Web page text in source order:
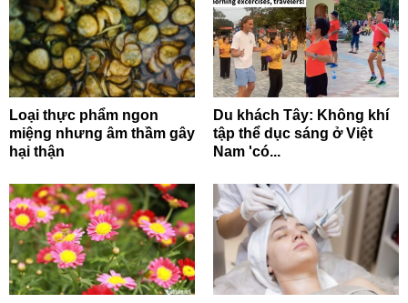
Loại thực phẩm ngon
miệng nhưng âm thầm gây
hại thận
Du khách Tây: Không khí
tập thể dục sáng ở Việt
Nam 'có...